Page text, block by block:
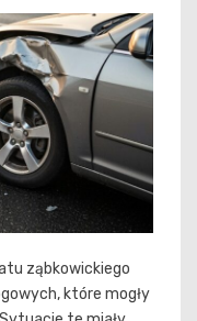
ząbkowickiego
które mogły